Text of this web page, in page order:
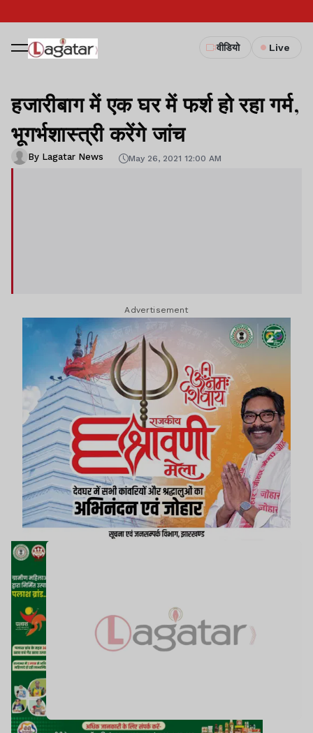
वीडियो Live
हजारीबाग में एक घर में फर्श हो रहा गर्म,
भूगर्भशास्त्री करेंगे जांच
By Lagatar News May 26, 2021 12:00 AM
Advertisement